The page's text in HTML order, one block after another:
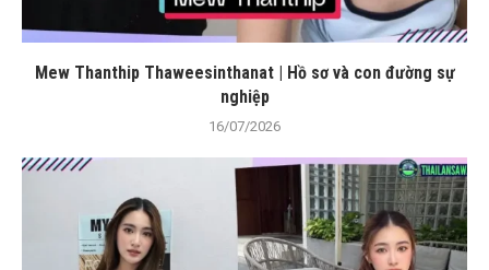
Mew Thanthip Thaweesinthanat | Hồ sơ và con đường sự
nghiệp
16/07/2026